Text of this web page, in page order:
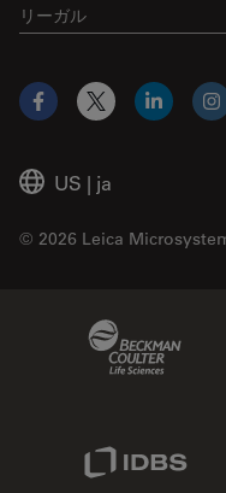
リーガル
US | ja
© 2026 Leica
Facebook
X
IDBS Link